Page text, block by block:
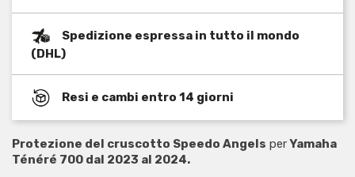
Spedizione espressa in tutto il mondo
(DHL)
Resi e cambi entro 14 giorni
Protezione del cruscotto Speedo Angels perYamaha
Ténéré 700 dal 2023 al 2024.